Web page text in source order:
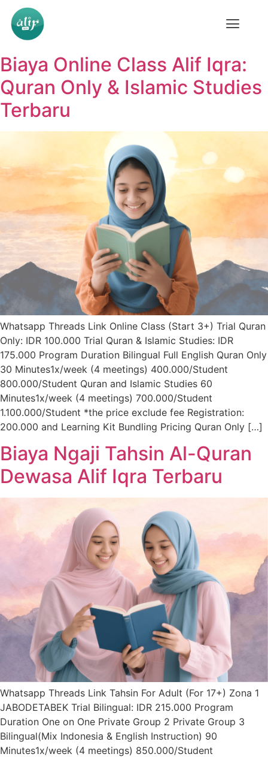
Biaya Online Class Alif Iqra:
Quran Only & Islamic Studies
Terbaru
Whatsapp Threads Link Online Class (Start 3+) Trial Quran
Only: IDR 100.000 Trial Quran & Islamic Studies: IDR
175.000 Program Duration Bilingual Full English Quran Only
30 Minutes1x/week (4 meetings) 400.000/Student
800.000/Student Quran and Islamic Studies 60
Minutes1x/week (4 meetings) 700.000/Student
1.100.000/Student *the price exclude fee Registration:
200.000 and Learning Kit Bundling Pricing Quran Only […]
Biaya Ngaji Tahsin Al-Quran
Dewasa Alif Iqra Terbaru
Whatsapp Threads Link Tahsin For Adult (For 17+) Zona 1
JABODETABEK Trial Bilingual: IDR 215.000 Program
Duration One on One Private Group 2 Private Group 3
Bilingual(Mix Indonesia & English Instruction) 90
Minutes1x/week (4 meetings) 850.000/Student